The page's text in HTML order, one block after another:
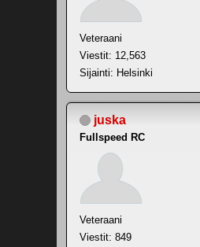
Veteraani
Viestit: 12,563
Sijainti: Helsinki
juska
Fullspeed RC
Veteraani
Viestit: 849